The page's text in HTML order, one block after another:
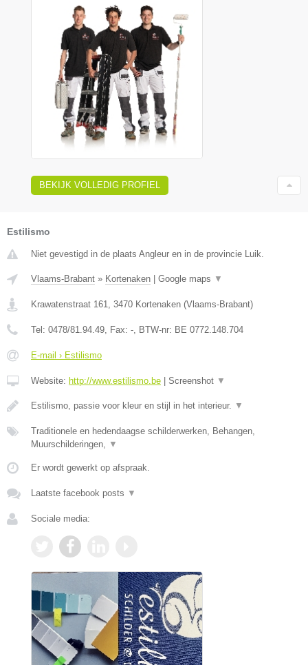
BEKIJK VOLLEDIG PROFIEL
Estilismo
Niet gevestigd in de plaats Angleur en in de provincie Luik.
Vlaams-Brabant » Kortenaken Google maps ▼
Krawatenstraat 161, 3470 Kortenaken (Vlaams-Brabant)
Tel: 0478/81.94.49, Fax: -, BTW-nr: BE 0772.148.704
E-mail › Estilismo
Website: http://www.estilismo.be Screenshot ▼
Estilismo, passie voor kleur en stijl in het interieur. ▼
Traditionele en hedendaagse schilderwerken, Behangen,
Muurschilderingen, ▼
Er wordt gewerkt op afspraak.
Laatste facebook posts ▼
Sociale media: